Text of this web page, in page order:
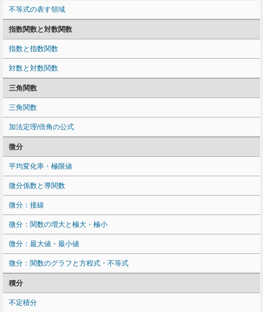
不等式の表す領域
指数関数と対数関数
指数と指数関数
対数と対数関数
三角関数
三角関数
加法定理/倍角の公式
微分
平均変化率・極限値
微分係数と導関数
微分：接線
微分：関数の増大と極大・極小
微分：最大値・最小値
微分：関数のグラフと方程式・不等式
積分
不定積分